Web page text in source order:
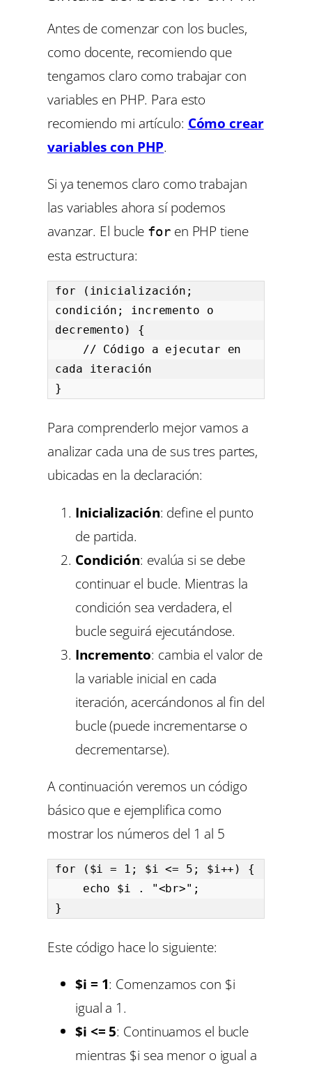
Antes de comenzar con los bucles,
como docente, recomiendo que
tengamos claro como trabajar con
variables en PHP. Para esto
recomiendo mi artículo: Cómo crear
variables con PHP.
Si ya tenemos claro como trabajan
las variables ahora sí podemos
avanzar. El bucle foren PHP tiene
esta estructura:
for (inicialización;
condición; incremento o
decremento) {
cada iteración
}
Para comprenderlo mejor vamos a
analizar cada una de sus tres partes,
ubicadas en la declaración:
Inicialización: define el punto
de partida.
Condición: evalúa si se debe
continuar el bucle. Mientras la
condición sea verdadera, el
bucle seguirá ejecutándose.
Incremento: cambia el valor de
la variable inicial en cada
iteración, acercándonos al fin del
bucle (puede incrementarse o
decrementarse).
A continuación veremos un código
básico que e ejemplifica como
mostrar los números del 1 al 5
for ($i = 1; $i <= 5; $i++) {
}
Este código hace lo siguiente:
$i = 1: Comenzamos con $i
igual a 1.
$i <= 5: Continuamos el bucle
mientras $i sea menor o igual a